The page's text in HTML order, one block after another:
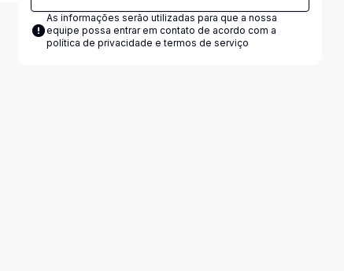
As informações serão utilizadas para que a nossa
equipe possa entrar em contato de acordo com a
política de privacidade e termos de serviço